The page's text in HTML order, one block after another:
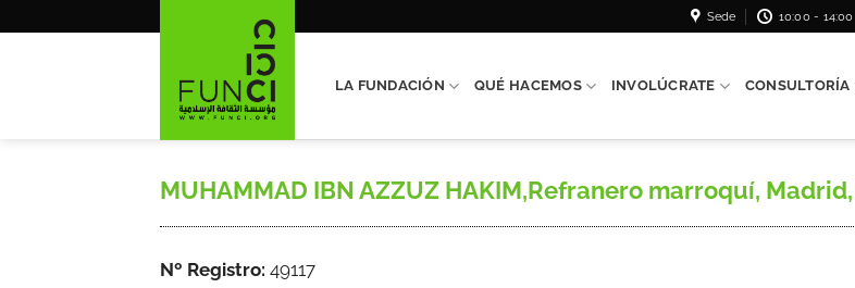
Sede 10:00 - 14:00
LA FUNDACIÓN QUÉ HACEMOS INVOLÚCRATE CONSULTORÍA
MUHAMMAD IBN AZZUZ HAKIM,Refranero marroquí,
Nº Registro: 49117